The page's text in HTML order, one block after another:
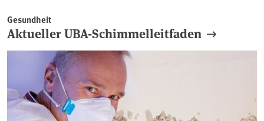
Gesundheit
Aktueller UBA-Schimmelleitfaden